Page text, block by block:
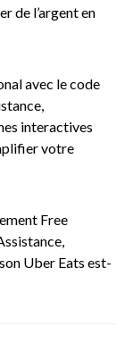
de l’argent en
avec le code
interactives
votre
Free
Uber Eats est-